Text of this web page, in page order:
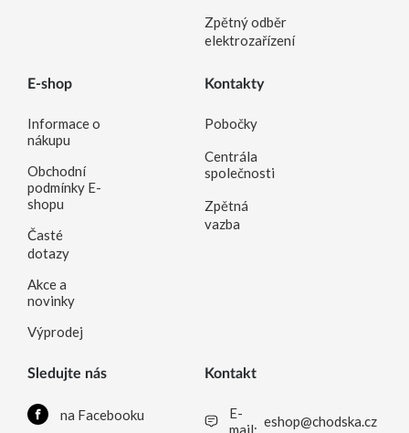
Zpětný odběr
elektrozařízení
E-shop
Informace o
nákupu
Obchodní
podmínky E-
shopu
Časté
dotazy
Akce a
novinky
Výprodej
Kontakty
Pobočky
Centrála
společnosti
Zpětná
vazba
Sledujte nás
na Facebooku
Kontakt
E-
mail: eshop@chodska.cz